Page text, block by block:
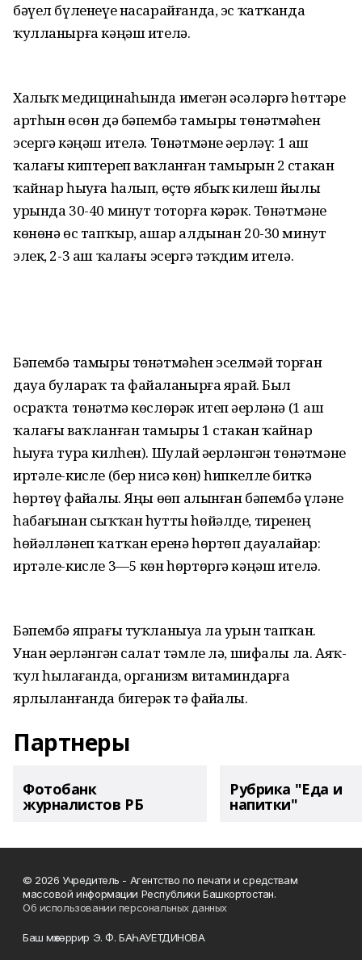
бәүел бүленеүе насарайғанда, эс ҡатҡанда
ҡулланырға кәңәш ителә.
Халыҡ медицинаһында имеҙгән әсәләргә һөттәре
артһын өсөн дә бәпембә тамыры төнәтмәһен
эсергә кәңәш ителә. Төнәтмәне әҙерләү: 1 аш
ҡалағы киптереп ваҡланған тамырын 2 стакан
ҡайнар һыуға һалып, өҫтө ябыҡ килеш йылы
урында 30-40 минут тоторға кәрәк. Төнәтмәне
көнөнә өс тапҡыр, ашар алдынан 20-30 минут
элек, 2-3 аш ҡалағы эсергә тәҡдим ителә.
Бәпембә тамыры төнәтмәһен эселмәй торған
дауа булараҡ та файҙаланырға ярай. Был
осраҡта төнәтмә көслөрәк итеп әҙерләнә (1 аш
ҡалағы ваҡланған тамыры 1 стакан ҡайнар
һыуға тура килһен). Шулай әҙерләнгән төнәтмәне
иртәле-кисле (бер нисә көн) һипкелле биткә
һөртөү файҙалы. Яңы өҙөп алынған бәпембә үләне
һабағынан сыҡҡан һутты һөйәлде, тиренең
һөйәлләнеп ҡатҡан еренә һөртөп дауалайҙар:
иртәле-кисле 3—5 көн һөртөргә кәңәш ителә.
Бәпембә япрағы туҡланыуҙа ла урын тапҡан.
Унан әҙерләнгән салат тәмле лә, шифалы ла. Аяҡ-
ҡул һыҙлағанда, организм витаминдарға
ярлыланғанда бигерәк тә файҙалы.
Партнеры
Фотобанк
журналистов РБ
Рубрика "Еда и
напитки"
© 2026 Учредитель - Агентство по печати и средствам
массовой информации Республики Башкортостан.
Об использовании персональных данных
Баш мөхәррир Э. Ф. БАҺАУЕТДИНОВА